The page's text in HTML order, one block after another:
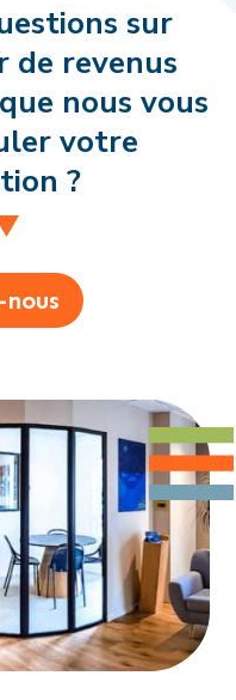
sur
de revenus
nous vous
votre
?